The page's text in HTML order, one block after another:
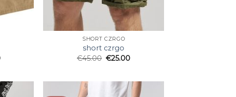
SHORT CZRGO
short czrgo
€45.00 €25.00